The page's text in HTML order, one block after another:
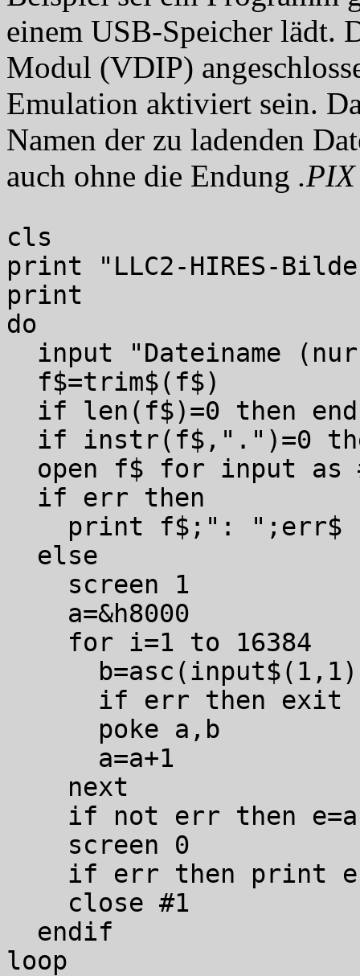
einem USB-Speicher lädt.
Modul (VDIP)
Emulation aktiviert sein.
Namen der zu ladenden
auch ohne die Endung .PIX
cls
print "LLC2-HIRES-
print
do
input "Dateiname
f$=trim$(f$)
if len(f$)=0 then end
if instr(f$,".")=0
open f$ for input as
if err then
print f$;": ";err$
else
screen 1
a=&h8000
for i=1 to 16384
if err then exit
poke a,b
a=a+1
next
if not err then
screen 0
if err then print
close #1
endif
loop